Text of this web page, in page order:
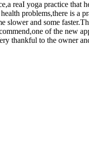
reaI yoga practice that
problems,there is a
slower and some
of the new
thankful to the owner